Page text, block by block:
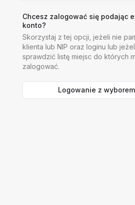
Chcesz zalogować się podając
konto?
Skorzystaj z tej opcji, jeżeli nie
klienta lub NIP oraz loginu lub
sprawdzić listę miejsc do których
zalogować.
Logowanie z